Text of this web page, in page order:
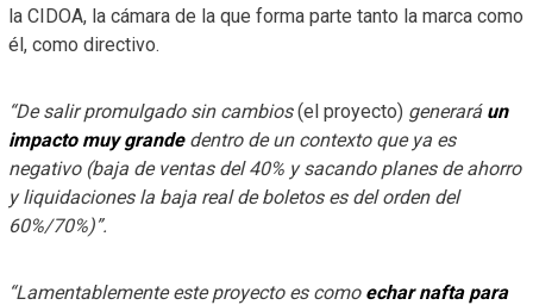
la CIDOA, la cámara de la que forma parte tanto la marca como
él, como directivo.
“De salir promulgado sin cambios(el proyecto)generará un
impacto muy grandedentro de un contexto que ya es
negativo (baja de ventas del 40% y sacando planes de ahorro
y liquidaciones la baja real de boletos es del orden del
60%/70%)”.
“Lamentablemente este proyecto es como echar nafta para